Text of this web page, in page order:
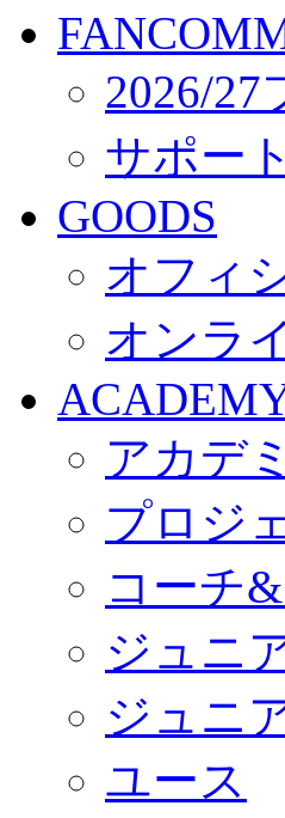
2026/
サポー
GOODS
オフィ
オンラ
アカデ
プロジ
コーチ
ジュニ
ジュニ
ユース